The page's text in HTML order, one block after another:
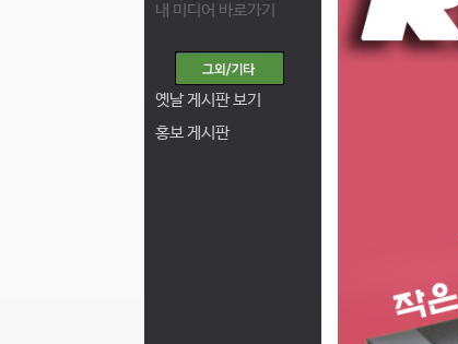
내 미디어 바로가기
옛날 게시판 보기
홍보 게시판